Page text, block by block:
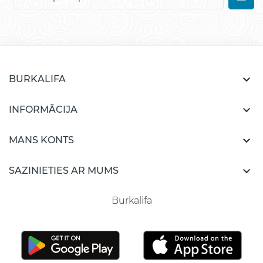
BURKALIFA 
INFORMĀCIJA 
MANS KONTS 
SAZINIETIES AR MUMS 
Burkalifa